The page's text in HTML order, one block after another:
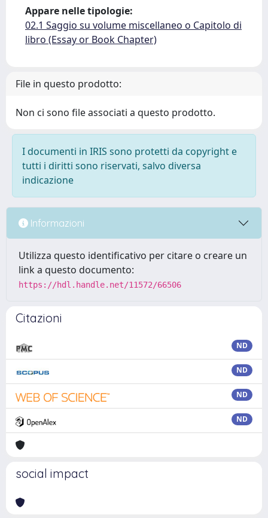
Appare nelle tipologie:
02.1 Saggio su volume miscellaneo o Capitolo di
libro (Essay or Book Chapter)
File in questo prodotto:
Non ci sono file associati a questo prodotto.
I documenti in IRIS sono protetti da copyright e
tutti i diritti sono riservati, salvo diversa
indicazione
Informazioni
Utilizza questo identificativo per citare o creare un
link a questo documento:
https://hdl.handle.net/11572/66506
Citazioni
ND
ND
ND
ND
social impact